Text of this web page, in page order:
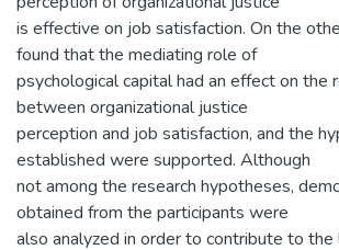
is effective on job satisfaction. On the
found that the mediating role of
psychological capital had an effect on the
between organizational justice
perception and job satisfaction, and the
established were supported. Although
not among the research hypotheses,
obtained from the participants were
also analyzed in order to contribute to the